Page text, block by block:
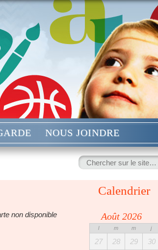
NOUS JOINDRE
Rechercher
:
non disponible
Calendrier
Août 2026
l m m j
27 28 29 30